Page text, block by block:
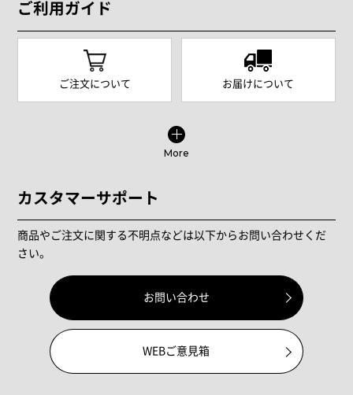
ご利用ガイド
ご注文について お届けについて
More
カスタマーサポート
商品やご注文に関する不明点などは以下からお問い合わせくだ
さい。
お問い合わせ
WEBご意見箱